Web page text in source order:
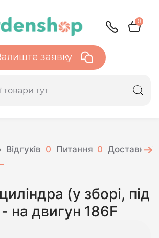
0
заявку
Відгуків 0 Питання 0 Доставка і
(у зборі, під
на двигун 186F